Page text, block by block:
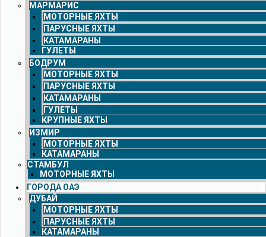
МАРМАРИС
МОТОРНЫЕ ЯХТЫ
ПАРУСНЫЕ ЯХТЫ
КАТАМАРАНЫ
ГУЛЕТЫ
БОДРУМ
МОТОРНЫЕ ЯХТЫ
ПАРУСНЫЕ ЯХТЫ
КАТАМАРАНЫ
ГУЛЕТЫ
КРУПНЫЕ ЯХТЫ
ИЗМИР
МОТОРНЫЕ ЯХТЫ
КАТАМАРАНЫ
СТАМБУЛ
МОТОРНЫЕ ЯХТЫ
ГОРОДА ОАЭ
ДУБАЙ
МОТОРНЫЕ ЯХТЫ
ПАРУСНЫЕ ЯХТЫ
КАТАМАРАНЫ